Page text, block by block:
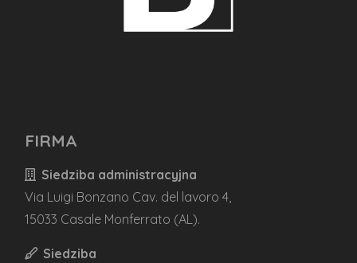
FIRMA
Siedziba administracyjna
Via Luigi Bonzano Cav. del lavoro 4,
15033 Casale Monferrato (AL).
Siedziba